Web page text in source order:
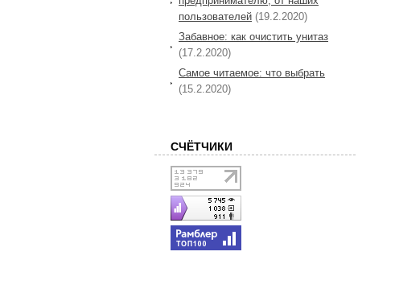
пользователей (19.2.2020)
Забавное: как очистить унитаз
(17.2.2020)
Самое читаемое: что выбрать
(15.2.2020)
СЧЁТЧИКИ